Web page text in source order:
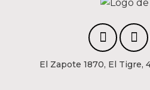
El Zapote 1870, El Tigre,